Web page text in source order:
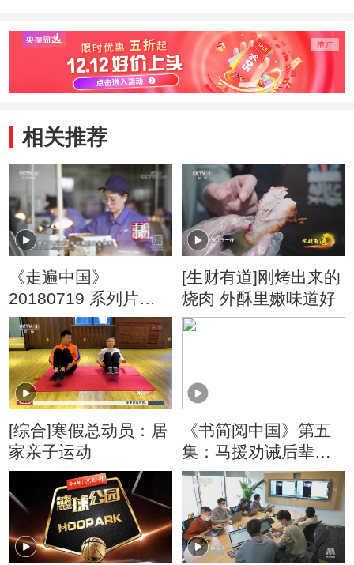
相关推荐
《走遍中国》
20180719 系列片
《大国基业——中国
智造》（9） 人定胜
天
[生财有道]刚烤出来的
烧肉 外酥里嫩味道好
[综合]寒假总动员：居
家亲子运动
《书简阅中国》第五
集：马援劝诫后辈不
要学习杜季良 书信不
巧被杜季良的仇人发
现